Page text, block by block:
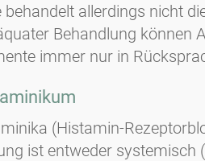
behandelt allerdings nicht
Behandlung können
immer nur in
(Histamin-
ist entweder systemisch